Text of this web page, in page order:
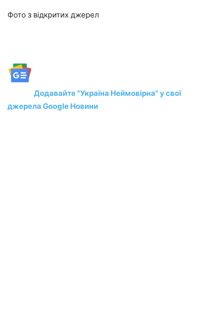
Фото з відкритих джерел
Додавайте "Україна Неймовірна" у свої
джерела Google Новини